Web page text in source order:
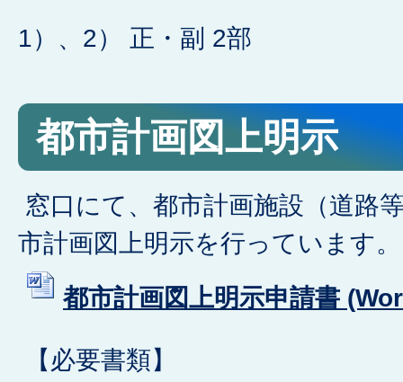
1）、2） 正・副 2部
都市計画図上明示
窓口にて、都市計画施設（道路
市計画図上明示を行っています。
都市計画図上明示申請書
【必要書類】